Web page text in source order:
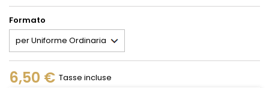
Formato
6,50 € Tasse incluse